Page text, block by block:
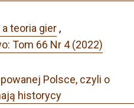
teoria gier ,
Tom 66 Nr 4 (2022)
Polsce, czyli o
historycy